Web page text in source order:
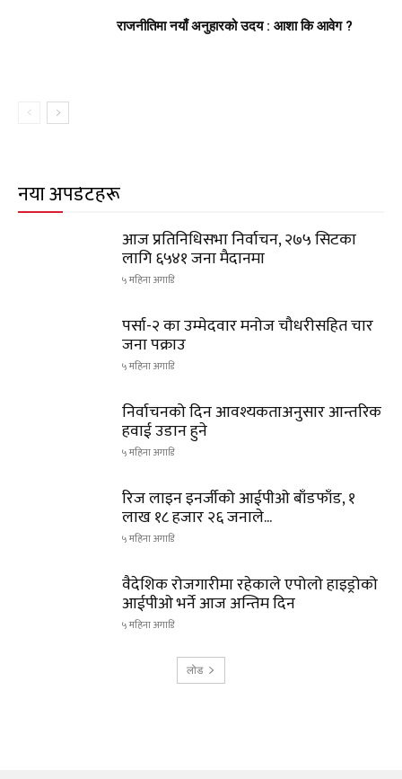
राजनीतिमा नयाँ अनुहारको उदय : आशा कि आवेग ?
नयाँ अपडेटहरू
आज प्रतिनिधिसभा निर्वाचन, २७५ सिटका
लागि ६५४१ जना मैदानमा
५ महिना अगाडि
पर्सा-२ का उम्मेदवार मनोज चौधरीसहित चार
जना पक्राउ
५ महिना अगाडि
निर्वाचनको दिन आवश्यकताअनुसार आन्तरिक
हवाई उडान हुने
५ महिना अगाडि
रिज लाइन इनर्जीको आईपीओ बाँडफाँड, १
लाख १८ हजार २६ जनाले...
५ महिना अगाडि
वैदेशिक रोजगारीमा रहेकाले एपोलो हाइड्रोको
आईपीओ भर्ने आज अन्तिम दिन
५ महिना अगाडि
लोड